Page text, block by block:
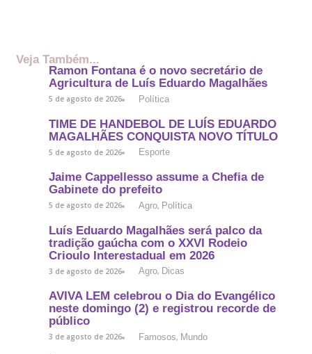
Veja Também...
Ramon Fontana é o novo secretário de
Agricultura de Luís Eduardo Magalhães
5 de agosto de 2026 Política
TIME DE HANDEBOL DE LUÍS EDUARDO
MAGALHÃES CONQUISTA NOVO TÍTULO
5 de agosto de 2026 Esporte
Jaime Cappellesso assume a Chefia de
Gabinete do prefeito
5 de agosto de 2026 Agro, Política
Luís Eduardo Magalhães será palco da
tradição gaúcha com o XXVI Rodeio
Crioulo Interestadual em 2026
3 de agosto de 2026 Agro, Dicas
AVIVA LEM celebrou o Dia do Evangélico
neste domingo (2) e registrou recorde de
público
3 de agosto de 2026 Famosos, Mundo